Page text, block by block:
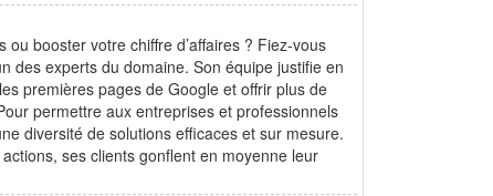
booster votre chiffre d’affaires ? Fiez-vous
des experts du domaine. Son équipe justifie en
premières pages de Google et offrir plus de
permettre aux entreprises et professionnels
diversité de solutions efficaces et sur mesure.
ses clients gonflent en moyenne leur